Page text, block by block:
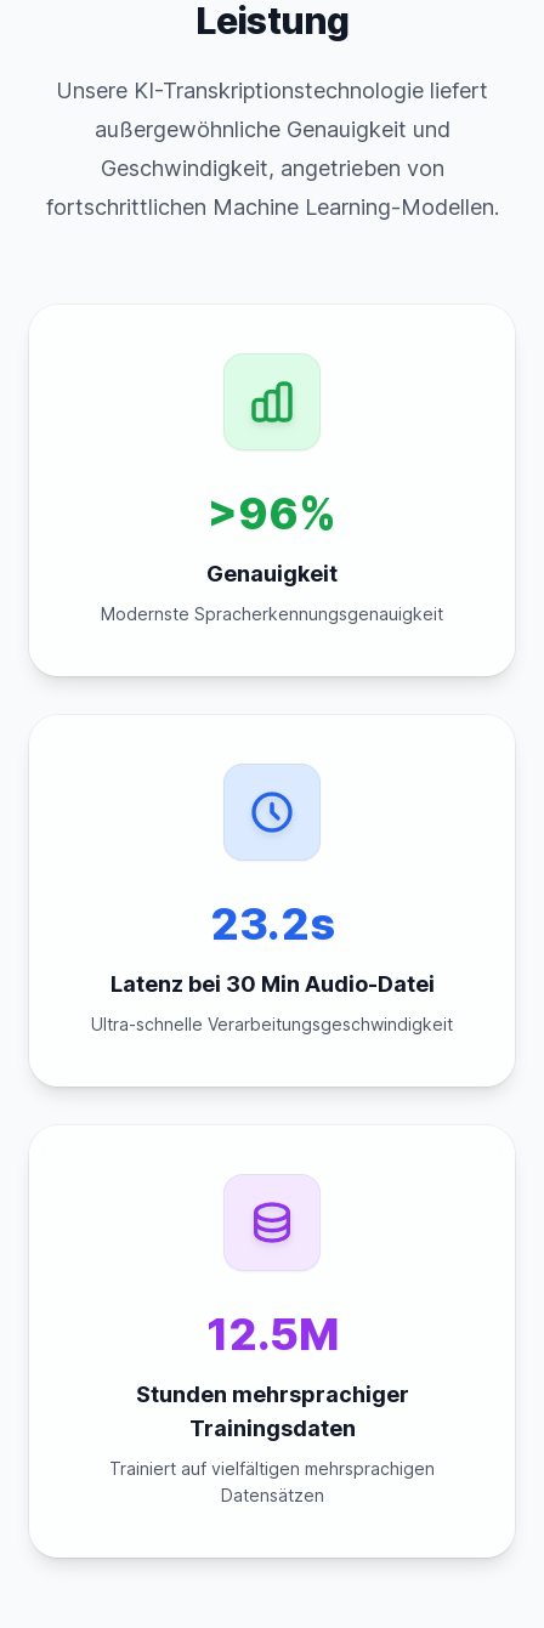
Leistung
Unsere KI-Transkriptionstechnologie liefert
außergewöhnliche Genauigkeit und
Geschwindigkeit, angetrieben von
fortschrittlichen Machine Learning-Modellen.
>96%
Genauigkeit
Modernste Spracherkennungsgenauigkeit
23.2s
Latenz bei 30 Min Audio-Datei
Ultra-schnelle Verarbeitungsgeschwindigkeit
12.5M
Stunden mehrsprachiger
Trainingsdaten
Trainiert auf vielfältigen mehrsprachigen
Datensätzen